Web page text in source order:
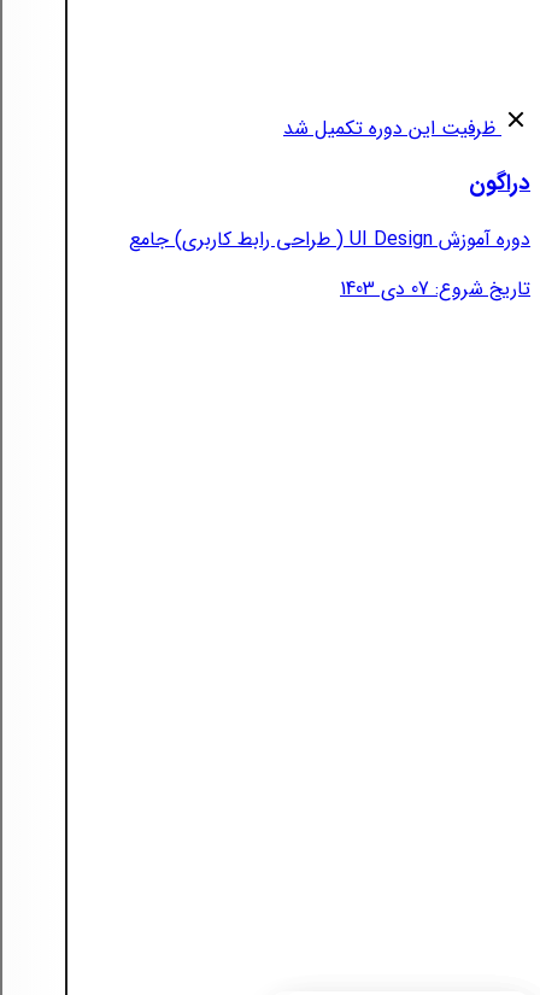
ظرفیت این دوره تکمیل شد
دراگون
دوره آموزش UI Design ( طراحی رابط کاربری) جامع
تاریخ شروع: 07 دی 1403